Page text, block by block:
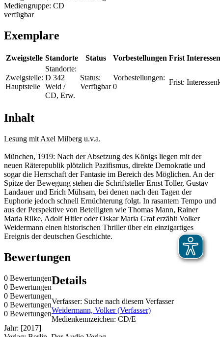
Mediengruppe: CD
verfügbar
Exemplare
Zweigstelle Standorte Status Vorbestellungen Frist
Zweigstelle:
Hauptstelle
Standorte:
D 342
Weid /
CD, Erw.
Status:
Verfügbar
Vorbestellungen:
0
Frist:
Inhalt
Lesung mit Axel Milberg u.v.a.
München, 1919: Nach der Absetzung des Königs liegen mit der
neuen Räterepublik plötzlich Pazifismus, direkte Demokratie und
sogar die Herrschaft der Fantasie im Bereich des Möglichen. An der
Spitze der Bewegung stehen die Schriftsteller Ernst Toller, Gustav
Landauer und Erich Mühsam, bei denen nach den Tagen der
Euphorie jedoch schnell Ernüchterung folgt. In rasantem Tempo und
aus der Perspektive von Beteiligten wie Thomas Mann, Rainer
Maria Rilke, Adolf Hitler oder Oskar Maria Graf erzählt Volker
Weidermann einen historischen Thriller über ein einzigartiges
Ereignis der deutschen Geschichte.
Bewertungen
0 Bewertungen
0 Bewertungen
0 Bewertungen
0 Bewertungen
0 Bewertungen
Details
Verfasser: Suche nach diesem Verfasser
Weidermann, Volker (Verfasser)
Medienkennzeichen: CD/E
Jahr: [2017]